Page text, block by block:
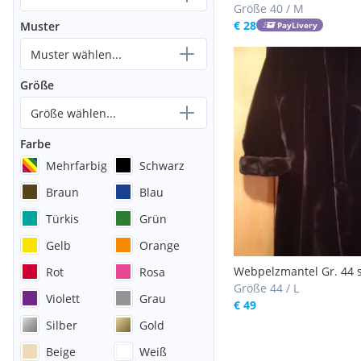
Muster
Muster wählen...
Größe
Größe wählen...
Farbe
Mehrfarbig
Schwarz
Braun
Blau
Türkis
Grün
Gelb
Orange
Rot
Rosa
Violett
Grau
Silber
Gold
Beige
Weiß
Größe 40 / M
€ 28
PayLivery
Webpelzmantel Gr. 44
mit Schalkragen
Größe 44 / L
€ 49